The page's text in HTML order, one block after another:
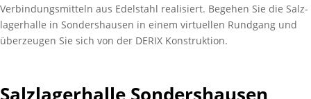
Verbindungs­mitteln aus Edel­stahl realisiert. Begehen Sie die Salz­
lager­halle in Sonders­hausen in einem virtuellen Rund­gang und
über­zeugen Sie sich von der DERIX Konstruk­tion.